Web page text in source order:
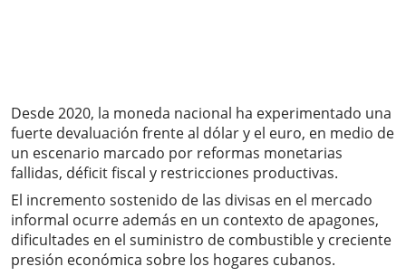
Desde 2020, la moneda nacional ha experimentado una
fuerte devaluación frente al dólar y el euro, en medio de
un escenario marcado por reformas monetarias
fallidas, déficit fiscal y restricciones productivas.
El incremento sostenido de las divisas en el mercado
informal ocurre además en un contexto de apagones,
dificultades en el suministro de combustible y creciente
presión económica sobre los hogares cubanos.